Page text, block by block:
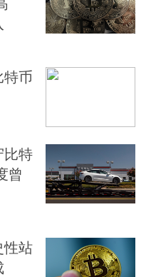
特币
比特
曾
性站